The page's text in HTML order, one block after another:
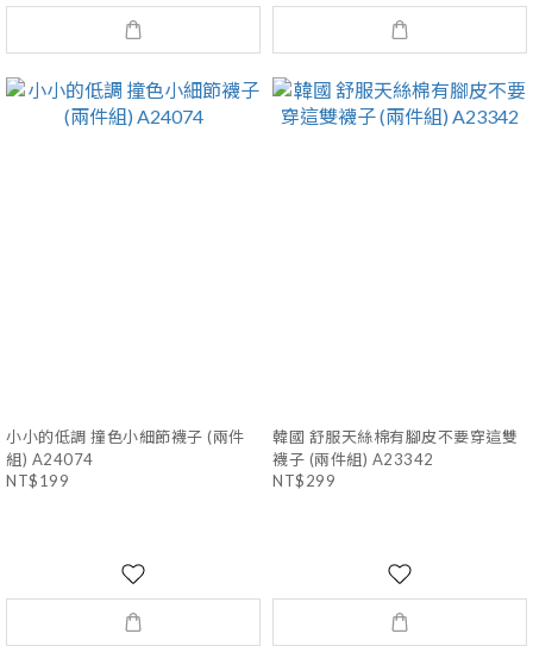
小小的低調 撞色小細節襪子 (兩件
組) A24074
NT$199
韓國 舒服天絲棉有腳皮不要穿這雙
襪子 (兩件組) A23342
NT$299